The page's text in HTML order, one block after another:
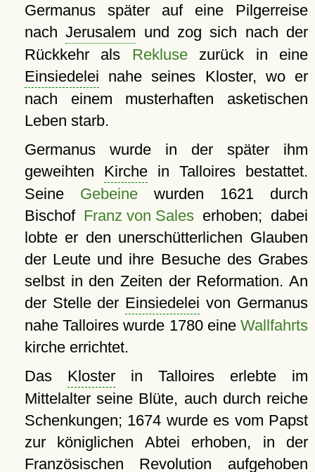
Germanus später auf eine Pilgerreise
nachJerusalem und zog sich nach der
Rückkehr als Reklusezurück in eine
Einsiedelei nahe seines Kloster, wo er
nach einem musterhaften asketischen
Leben starb.
Germanus wurde in der später ihm
geweihten Kirchein Talloires bestattet.
Seine Gebeinewurden 1621 durch
Bischof Franz von Saleserhoben; dabei
lobte er den unerschütterlichen Glauben
der Leute und ihre Besuche des Grabes
selbst in den Zeiten der Reformation. An
der Stelle der Einsiedelei von Germanus
nahe Talloires wurde 1780 eine Wallfahrts
kirche errichtet.
Das Klosterin Talloires erlebte im
Mittelalter seine Blüte, auch durch reiche
Schenkungen; 1674 wurde es vom Papst
zur königlichen Abtei erhoben, in der
Französischen Revolution aufgehoben